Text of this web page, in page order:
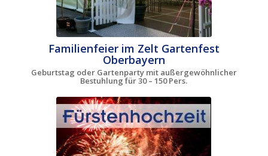
Familienfeier im Zelt Gartenfest
Oberbayern
Geburtstag oder Gartenparty mit außergewöhnlicher
Bestuhlung für 30 – 150 Pers.